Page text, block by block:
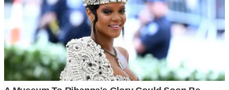
2 จอดรถหันล้อออก